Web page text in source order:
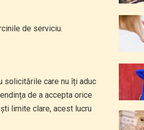
de serviciu.
solicitările care nu îți aduc
de a accepta orice
limite clare, acest lucru